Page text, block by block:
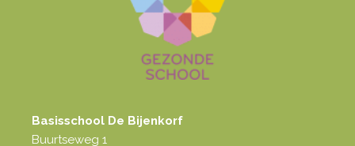
Basisschool De Bijenkorf
Buurtseweg 1